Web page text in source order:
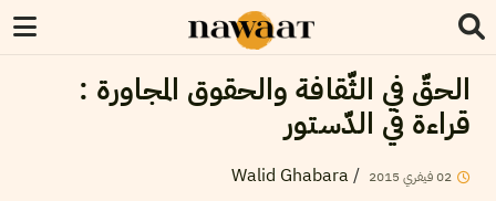
الحقّ في الثّقافة والحقوق المجاورة :
قراءة في الدّستور
02فيفري 2015
/
Walid Ghabara